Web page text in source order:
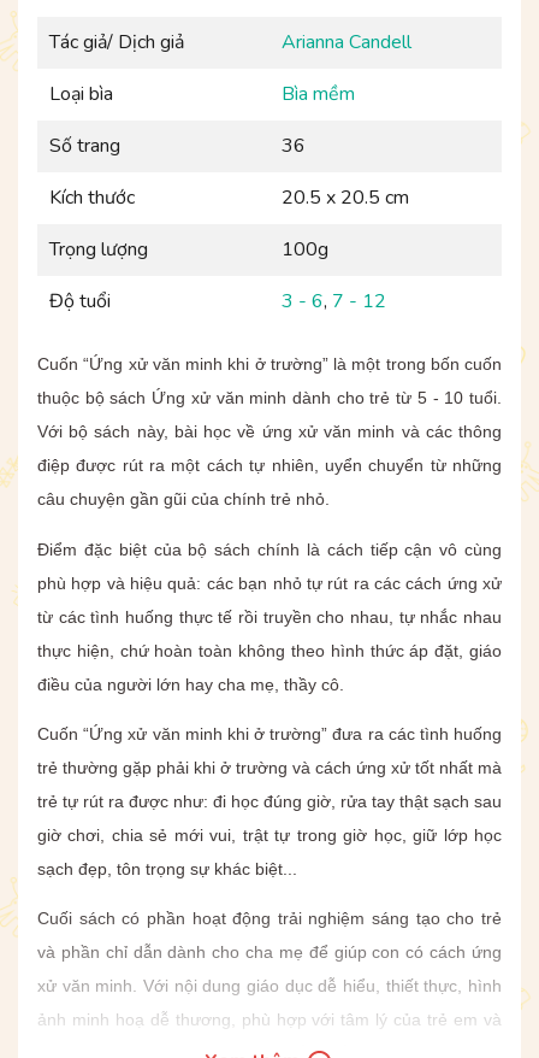
Tác giả/ Dịch giả
Arianna Candell
Loại bìa
Bìa mềm
Số trang
36
Kích thước
20.5 x 20.5 cm
Trọng lượng
100g
Độ tuổi
3 - 6, 7 - 12
Cuốn “Ứng xử văn minh khi ở trường” là một trong bốn cuốn
thuộc bộ sách Ứng xử văn minh dành cho trẻ từ 5 - 10 tuổi.
Với bộ sách này, bài học về ứng xử văn minh và các thông
điệp được rút ra một cách tự nhiên, uyển chuyển từ những
câu chuyện gần gũi của chính trẻ nhỏ.
Điểm đặc biệt của bộ sách chính là cách tiếp cận vô cùng
phù hợp và hiệu quả: các bạn nhỏ tự rút ra các cách ứng xử
từ các tình huống thực tế rồi truyền cho nhau, tự nhắc nhau
thực hiện, chứ hoàn toàn không theo hình thức áp đặt, giáo
điều của người lớn hay cha mẹ, thầy cô.
Cuốn “Ứng xử văn minh khi ở trường” đưa ra các tình huống
trẻ thường gặp phải khi ở trường và cách ứng xử tốt nhất mà
trẻ tự rút ra được như: đi học đúng giờ, rửa tay thật sạch sau
giờ chơi, chia sẻ mới vui, trật tự trong giờ học, giữ lớp học
sạch đẹp, tôn trọng sự khác biệt...
Cuối sách có phần hoạt động trải nghiệm sáng tạo cho trẻ
và phần chỉ dẫn dành cho cha mẹ để giúp con có cách ứng
xử văn minh. Với nội dung giáo dục dễ hiểu, thiết thực, hình
ảnh minh hoạ dễ thương, phù hợp với tâm lý của trẻ em và
nguyện vọng của cha mẹ, đây chắc chắn là bộ sách cực kỳ